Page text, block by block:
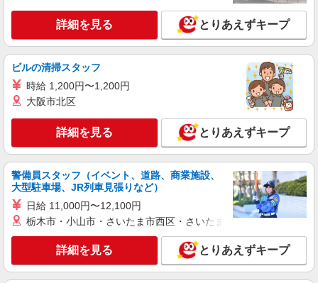
詳細を見る とりあえずキープ
ビルの清掃スタッフ
時給 1,200円〜1,200円
大阪市北区
詳細を見る とりあえずキープ
警備員スタッフ（イベント、道路、商業施設、
大型駐車場、JR列車見張りなど）
日給 11,000円〜12,100円
栃木市・小山市・さいたま市西区・さいたま市岩槻区・久喜市・
詳細を見る とりあえずキープ